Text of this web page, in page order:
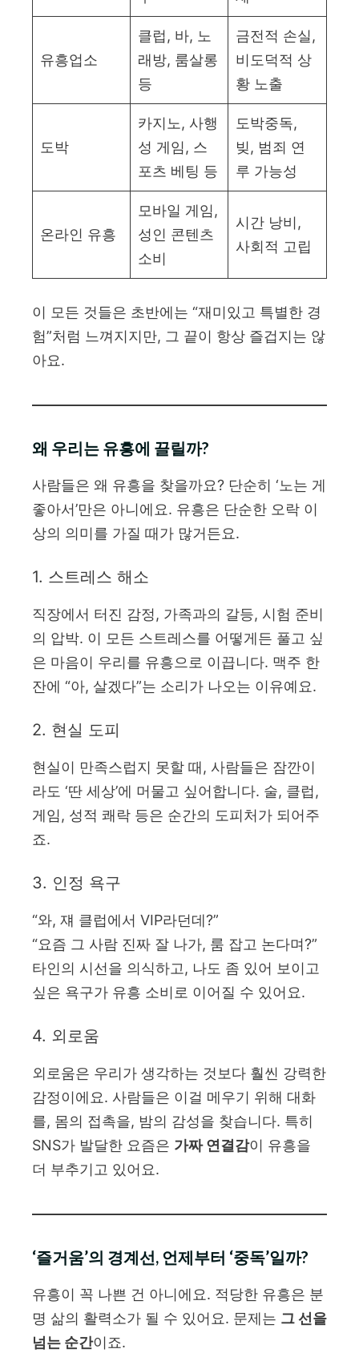
유흥업소
클럽, 바, 노
래방, 룸살롱
등
금전적 손실,
비도덕적 상
황 노출
도박
카지노, 사행
성 게임, 스
포츠 베팅 등
도박중독,
빚, 범죄 연
루 가능성
온라인 유흥
모바일 게임,
성인 콘텐츠
소비
시간 낭비,
사회적 고립
이 모든 것들은 초반에는 “재미있고 특별한 경
험”처럼 느껴지지만, 그 끝이 항상 즐겁지는 않
아요.
왜 우리는 유흥에 끌릴까?
사람들은 왜 유흥을 찾을까요? 단순히 ‘노는 게
좋아서’만은 아니에요. 유흥은 단순한 오락 이
상의 의미를 가질 때가 많거든요.
1. 스트레스 해소
직장에서 터진 감정, 가족과의 갈등, 시험 준비
의 압박. 이 모든 스트레스를 어떻게든 풀고 싶
은 마음이 우리를 유흥으로 이끕니다. 맥주 한
잔에 “아, 살겠다”는 소리가 나오는 이유예요.
2. 현실 도피
현실이 만족스럽지 못할 때, 사람들은 잠깐이
라도 ‘딴 세상’에 머물고 싶어합니다. 술, 클럽,
게임, 성적 쾌락 등은 순간의 도피처가 되어주
죠.
3. 인정 욕구
“와, 쟤 클럽에서 VIP라던데?”
“요즘 그 사람 진짜 잘 나가, 룸 잡고 논다며?”
타인의 시선을 의식하고, 나도 좀 있어 보이고
싶은 욕구가 유흥 소비로 이어질 수 있어요.
4. 외로움
외로움은 우리가 생각하는 것보다 훨씬 강력한
감정이에요. 사람들은 이걸 메우기 위해 대화
를, 몸의 접촉을, 밤의 감성을 찾습니다. 특히
SNS가 발달한 요즘은 가짜 연결감이 유흥을
더 부추기고 있어요.
‘즐거움’의 경계선, 언제부터 ‘중독’일까?
유흥이 꼭 나쁜 건 아니에요. 적당한 유흥은 분
명 삶의 활력소가 될 수 있어요. 문제는 그 선을
넘는 순간이죠.